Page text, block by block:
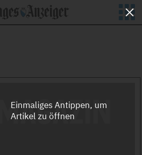
Einmaliges Antippen, um
Artikel zu öffnen